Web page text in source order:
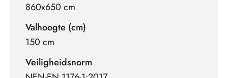
860x650 cm
Valhoogte (cm)
150 cm
Veiligheidsnorm